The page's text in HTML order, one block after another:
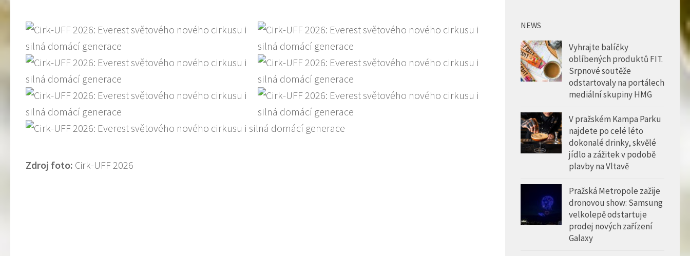
Zdroj foto: Cirk-UFF 2026
NEWS
Vyhrajte balíčky
oblíbených produktů FIT.
Srpnové soutěže
odstartovaly na portálech
mediální skupiny HMG
V pražském Kampa Parku
najdete po celé léto
dokonalé drinky, skvělé
jídlo a zážitek v podobě
plavby na Vltavě
Pražská Metropole zažije
dronovou show: Samsung
velkolepě odstartuje
prodej nových zařízení
Galaxy